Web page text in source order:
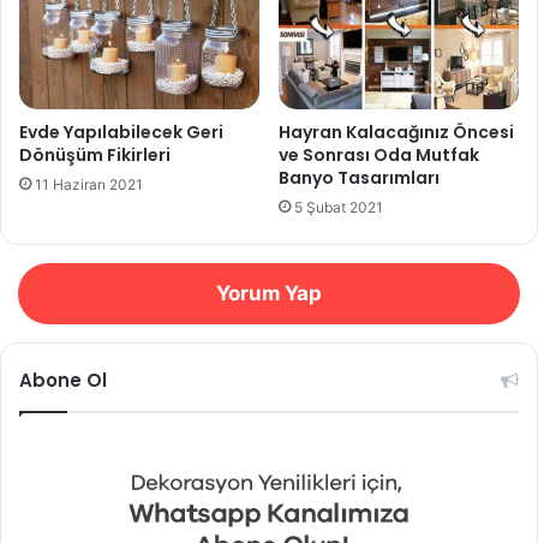
Evde Yapılabilecek Geri
Dönüşüm Fikirleri
11 Haziran 2021
Hayran Kalacağınız Öncesi
ve Sonrası Oda Mutfak
Banyo Tasarımları
5 Şubat 2021
Yorum Yap
Abone Ol